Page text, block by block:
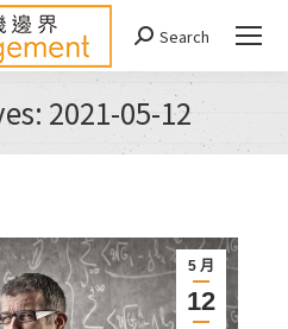
Search:
Search
2021-05-12
You are here:
5 月
12